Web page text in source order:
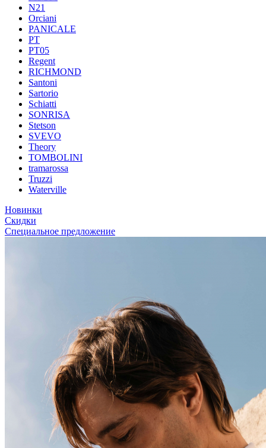
N21
Orciani
PANICALE
PT
PT05
Regent
RICHMOND
Santoni
Sartorio
Schiatti
SONRISA
Stetson
SVEVO
Theory
TOMBOLINI
tramarossa
Truzzi
Waterville
Новинки
Скидки
Специальное предложение